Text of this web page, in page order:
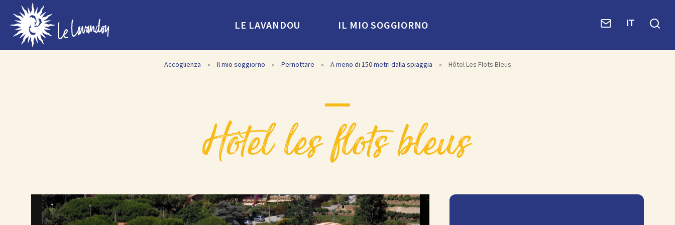
LE LAVANDOU IL MIO SOGGIORNO IT
Accoglienza » Il mio soggiorno » Pernottare » A meno di 150 metri dalla spiaggia » Hôtel Les Flots Bleus
hôtel les flots bleus